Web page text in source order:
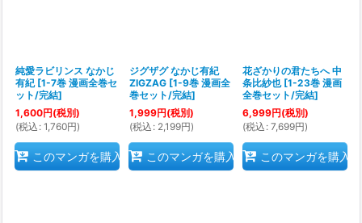
純愛ラビリンス なかじ
有紀 [1-7巻 漫画全巻セ
ット/完結]
1,600円(税別)
(税込 : 1,760円)
このマンガを購入
ジグザグ なかじ有紀
ZIGZAG [1-9巻 漫画全
巻セット/完結]
1,999円(税別)
(税込 : 2,199円)
このマンガを購入
花ざかりの君たちへ 中
条比紗也 [1-23巻 漫画
全巻セット/完結]
6,999円(税別)
(税込 : 7,699円)
このマンガを購入